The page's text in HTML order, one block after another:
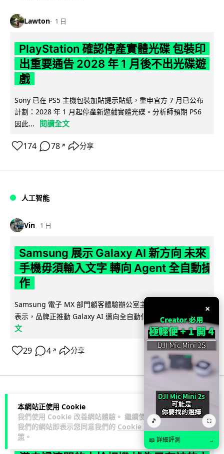
本網站正使用 Cookie
我們使用 Cookie 改善網站體驗。 繼續使用
我們的網站即表示您同意我們的 Cookie 政
策 。
Lawton 1 日
PlayStation 確認停產實體光碟 包裝印
出重要通告 2028 年 1 月後不出光碟遊
戲
Sony 已在 PS5 主機包裝加貼提示貼紙，重申官方 7 月已公布
計劃：2028 年 1 月起停產新遊戲實體光碟。分析師預期 PS6
因此...
閱讀全文
174 78 ↗ 分享
人工智能
Vin 1 日
Samsung 展示 Galaxy AI 新方向 未來
手機毋須輸入文字 轉向 Agent 全自動操
作
Samsung 電子 MX 部門顧客體驗辦公室主管兼副總裁 Jay Kim
表示，品牌正推動 Galaxy AI 邁向全自動化 Agent...
閱讀全
文
29 4 ↗ 分享
科技娛樂 生活娛樂
Lawton 1 日
×
🎵 ⛶
📖 詳細評測 →